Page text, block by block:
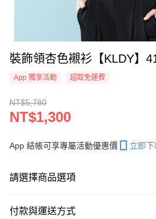
裝飾領杏色襯衫【KLDY】
App 獨享活動 超取免運費
NT$5,780
NT$1,300
App 結帳可享專屬活動優惠價 立即下
請選擇商品選項
付款與運送方式